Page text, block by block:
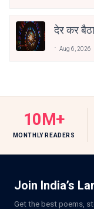
देर कर
Aug 6, 2026
10M+
MONTHLY READERS
Join India’s
Get the best poems,